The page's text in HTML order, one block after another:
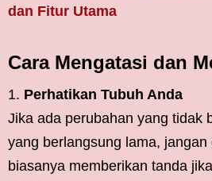
dan Fitur Utama
Cara Mengatasi dan
Perhatikan Tubuh Anda
Jika ada perubahan yang tidak
yang berlangsung lama, jangan
biasanya memberikan tanda